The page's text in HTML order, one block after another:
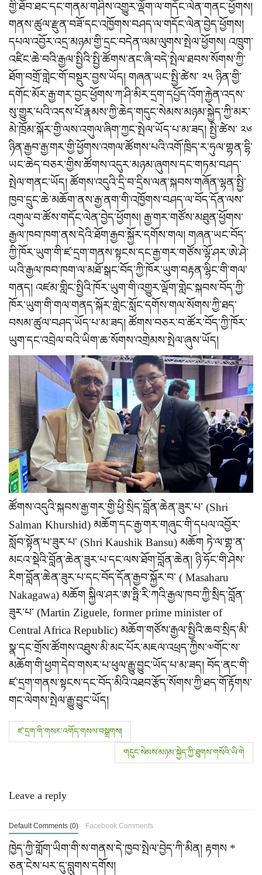
གྱི་ཐོབ་ཐང་དང་གནམ་གཤིས་འགྱུར་ལྡོག་ལ་གདོང་ལེན་གནང་ཕྱོགས།
གནས་ཚུལ་རྫུན་བཟོ་དང་འཁྱོགས་བཤད་ལ་གདོང་ལེན་བྱེད་ཕྱོགས།
དཔལ་འབྱོར་འདྲ་མཉམ་གྱི་དྲང་བདེན་ལམ་ལུགས་སྤེལ་ཕྱོགས། འཁྲུག་
འཛིང་ཆེ་བའི་རྒྱལ་སྤྱིའི་སྤྱི་ཚོགས་ནང་ཞི་བདེ་སྤེལ་ཐབས་སོགས་ཀྱི་
ཐོག་བགྲོ་གླེང་གོ་བསྡུར་བྱས་ཡོད། གཞན་ཡང་སྤྱི་ཚེས་ ༢༥ ཉིན་གྱི་
དགོང་མོར་རྒྱ་གར་བྱང་ཕྱོགས་ཀ་ཤི་མིར་དྲག་དཔྱོད་འོག་རྐྱེན་འདས་
སུ་གྱུར་པའི་འདས་པོ་རྣམས་ཀྱི་ཆེད་གདུང་སེམས་མཉམ་སྐྱེད་ཀྱི་མར་
མེ་ཁྲོམ་སྐོར་གྱི་ལས་འགུལ་ཞིག་ཀྱང་སྤེལ་ཡོད་པ་མ་ཟད། སྤྱི་ཚེས་ ༢༦
ཉིན་རྒྱབ་རྒྱ་གར་གྱི་ཕྱོགས་འགལ་ཚོགས་པའི་འགོ་ཁྲིད་ར་ཧུལ་གྷན་དྷི་
ཡང་ཆེད་བཅར་གྱིས་ཚོགས་འདུར་མཉམ་ཞུགས་དང་གཏམ་བཤད་
སྤེལ་གནང་ཡོད། ཚོགས་འདུའི་དྲི་བ་དྲིས་ལན་སྐབས་གཞོན་ལྷན་སྤྱི་
ཁྱབ་དྲུང་ཆེ་མཆོག་ནས་རྒྱ་ནག་གི་འཁྱོགས་བཤད་ལ་བོད་དོན་ལས་
འགུལ་བ་ཚོས་གདོང་ལེན་བྱེད་ཕྱོགས། རྒྱ་གར་གཙོས་མཐུན་ཕྱོགས་
རྒྱལ་ཁབ་ཁག་ནས་དེའི་ཐོག་རྒྱབ་སྐྱོར་དགོས་གལ། གཞན་ཡང་བོད་
ཀྱི་ཁོར་ཡུག་གི་ཛ་དྲག་གནས་སྟངས་དང་རྒྱ་གར་གཙོས་ལྷོ་ཤར་ཨེ་ཤེ་
ཡའི་རྒྱལ་ཁབ་ཁག་ལ་མཐོ་སྒང་བོད་ཀྱི་ཁོར་ཡུག་བརྟན་ལྷིང་གི་གལ་
གནད། འཛམ་གླིང་སྤྱིའི་ཁོར་ཡུག་གི་འགྱུར་ལྡོག་གླེང་སྐབས་བོད་ཀྱི་
ཁོར་ཡུག་གི་གལ་གནད་སྐོར་གླེང་སློང་དགོས་གལ་སོགས་ཀྱི་ཐད་
བསམ་ཚུལ་བཤད་ཡོད་པ་མ་ཟད། ཚོགས་བཅར་བ་ཚོར་བོད་ཀྱི་ཁོར་
ཡུག་དང་འབྲེལ་བའི་ཡིག་ཆ་སོགས་འགྲེམས་སྤེལ་ཞུས་ཡོད།
ཚོགས་འདུའི་སྐབས་རྒྱ་གར་གྱི་ཕྱི་སྲིད་བློན་ཆེན་ཟུར་པ་ (Shri
Salman Khurshid) མཆོག་དང་རྒྱ་གར་གཞུང་གི་དཔལ་འབྱོར་
སློབ་སྟོན་པ་ཟུར་པ་ (Shri Kaushik Bansu) མཆོག ཏེ་ལ་གྷ་ན་
མངའ་སྡེའི་བློན་ཆེན་ཟུར་པ་དང་ལས་ཐོག་བློན་ཆེན། ཉི་ཧོང་གི་ཤེས་
རིག་བློན་ཆེན་ཟུར་པ་དང་བོད་དོན་རྒྱབ་སྐྱོར་བ་ ( Masaharu
Nakagawa) མཆོག སྐྱིལ་ཤར་ཨ་ཧྥི་རི་ཀའི་རྒྱལ་ཁབ་ཀྱི་སྲིད་བློན་
ཟུར་པ་ (Martin Ziguele, former prime minister of
Central Africa Republic) མཆོག་གཙོས་རྒྱལ་སྤྱིའི་ཆབ་སྲིད་མི་
སྣ་དང་གྲོས་ཚོགས་འཐུས་མི་མང་པོར་མཇལ་འཕྲད་ཀྱིས་༧གོང་ས་
མཆོག་གི་ཕྱག་དེབ་གསར་པ་ཕུལ་རྒྱུ་བྱུང་ཡོད་པ་མ་ཟད། བོད་ནང་གི་
ཛ་དྲག་གནས་སྟངས་དང་བོད་མིའི་འཐབ་རྩོད་སོགས་ཀྱི་ཐད་གོ་རྟོགས་
གང་ལེགས་སྤེལ་རྒྱུ་བྱུང་ཡོད།
P
t
n
a
ཛ་དྲག་གི་གསར་འགོད་གསལ་བསྒྲགས།
གདུང་སེམས་མཉམ་སྐྱེད་ཀྱི་ཐུགས་གསོའི་ཡི་གེ
Leave a reply
Default Comments (0) Facebook Comments
ཁྱེད་ཀྱི་གློག་ཡིག་གི་ས་གནས་དེ་ཁྱབ་སྤེལ་བྱེད་ཀི་མིན། རྟགས *
ཅན་ངེས་པར་དུ་བླུགས་དགོས།